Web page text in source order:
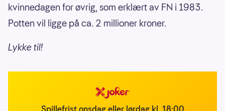
kvinnedagen for øvrig, som erklært av FN i 1983.
Potten vil ligge på ca. 2 millioner kroner.
Lykke til!